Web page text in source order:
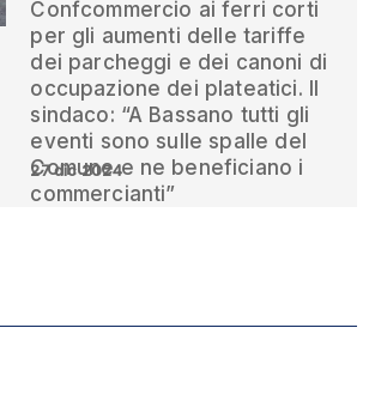
Confcommercio ai ferri corti
per gli aumenti delle tariffe
dei parcheggi e dei canoni di
occupazione dei plateatici. Il
sindaco: “A Bassano tutti gli
eventi sono sulle spalle del
Comune e ne beneficiano i
commercianti”
27 dic 2024